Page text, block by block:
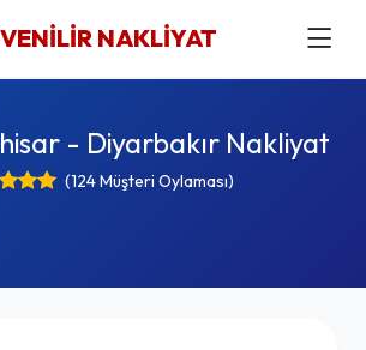
NAKLİYAT
- Diyarbakır Nakliyat
(124 Müşteri Oylaması)